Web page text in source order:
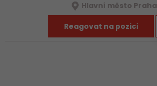
Hlavní město Praha
Reagovat na pozici